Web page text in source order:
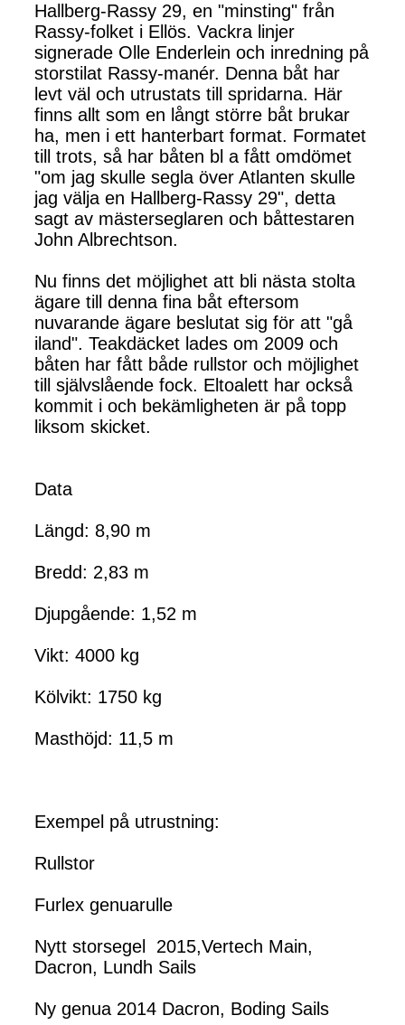
Hallberg-Rassy 29, en "minsting" från
Rassy-folket i Ellös. Vackra linjer
signerade Olle Enderlein och inredning på
storstilat Rassy-manér. Denna båt har
levt väl och utrustats till spridarna. Här
finns allt som en långt större båt brukar
ha, men i ett hanterbart format. Formatet
till trots, så har båten bl a fått omdömet
"om jag skulle segla över Atlanten skulle
jag välja en Hallberg-Rassy 29", detta
sagt av mästerseglaren och båttestaren
John Albrechtson.
Nu finns det möjlighet att bli nästa stolta
ägare till denna fina båt eftersom
nuvarande ägare beslutat sig för att "gå
iland". Teakdäcket lades om 2009 och
båten har fått både rullstor och möjlighet
till självslående fock. Eltoalett har också
kommit i och bekämligheten är på topp
liksom skicket.
Data
Längd: 8,90 m
Bredd: 2,83 m
Djupgående: 1,52 m
Vikt: 4000 kg
Kölvikt: 1750 kg
Masthöjd: 11,5 m
Exempel på utrustning:
Rullstor
Furlex genuarulle
Nytt storsegel 2015,Vertech Main,
Dacron, Lundh Sails
Ny genua 2014 Dacron, Boding Sails